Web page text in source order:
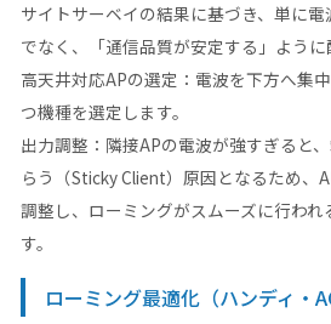
サイトサーベイの結果に基づき、単に
でなく、「通信品質が安定する」ように
高天井対応APの選定：電波を下方へ集
つ機種を選定します。
出力調整：隣接APの電波が強すぎると
らう（Sticky Client）原因となるため、
調整し、ローミングがスムーズに行われ
す。
ローミング最適化（ハンディ・